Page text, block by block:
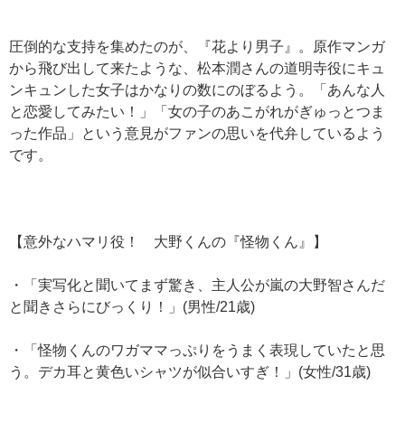
圧倒的な支持を集めたのが、『花より男子』。原作マンガ
から飛び出して来たような、松本潤さんの道明寺役にキュ
ンキュンした女子はかなりの数にのぼるよう。「あんな人
と恋愛してみたい！」「女の子のあこがれがぎゅっとつま
った作品」という意見がファンの思いを代弁しているよう
です。
【意外なハマリ役！ 大野くんの『怪物くん』】
・「実写化と聞いてまず驚き、主人公が嵐の大野智さんだ
と聞きさらにびっくり！」(男性/21歳)
・「怪物くんのワガママっぷりをうまく表現していたと思
う。デカ耳と黄色いシャツが似合いすぎ！」(女性/31歳)